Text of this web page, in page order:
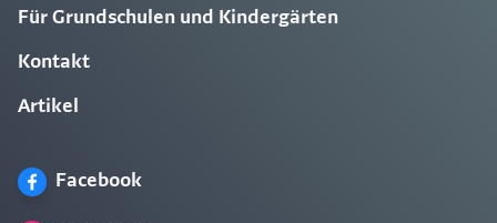
Für Grundschulen und Kindergärten
Kontakt
Artikel
Facebook